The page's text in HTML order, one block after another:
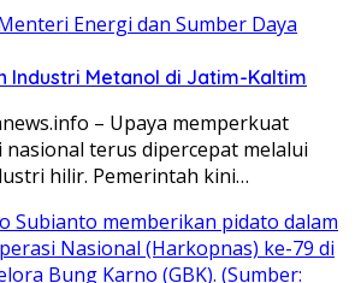
Industri Metanol di Jatim-Kaltim
– Upaya memperkuat
terus dipercepat melalui
hilir. Pemerintah kini…